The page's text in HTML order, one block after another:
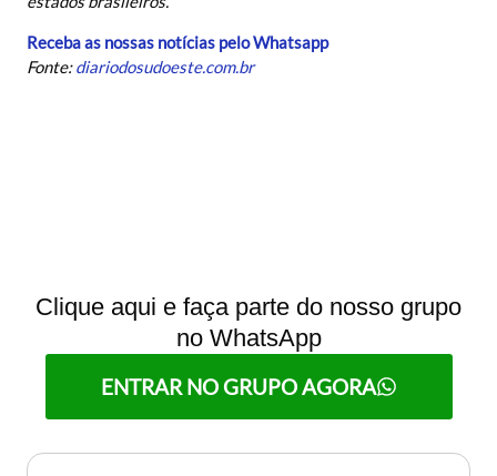
Receba as nossas notícias pelo Whatsapp
Fonte:diariodosudoeste.com.br
Clique aqui e faça parte do nosso grupo
no WhatsApp
ENTRAR NO GRUPO AGORA